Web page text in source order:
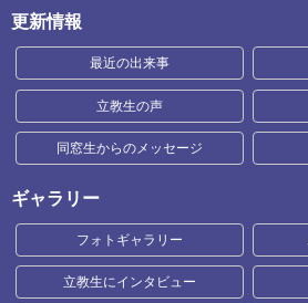
更新情報
最近の出来事
立教生の声
同窓生からのメッセージ
ギャラリー
フォトギャラリー
立教生にインタビュー